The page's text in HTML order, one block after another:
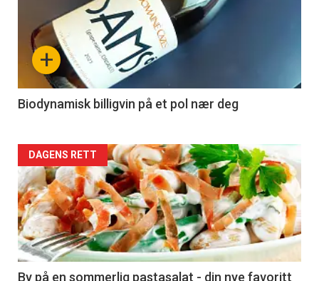
akkurat
nå
4
+
Biodynamisk billigvin på et pol nær deg
Forsiden
akkurat
nå
-
DAGENS RETT
By på en sommerlig pastasalat - din nye favoritt